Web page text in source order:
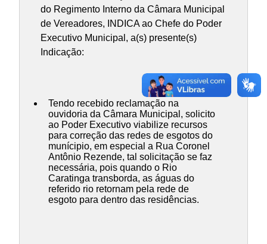
do Regimento Interno da Câmara Municipal
de Vereadores, INDICA ao Chefe do Poder
Executivo Municipal, a(s) presente(s)
Indicação:
Tendo recebido reclamação na
ouvidoria da Câmara Municipal, solicito
ao Poder Executivo viabilize recursos
para correção das redes de esgotos do
munícipio, em especial a Rua Coronel
Antônio Rezende, tal solicitação se faz
necessária, pois quando o Rio
Caratinga transborda, as águas do
referido rio retornam pela rede de
esgoto para dentro das residências.